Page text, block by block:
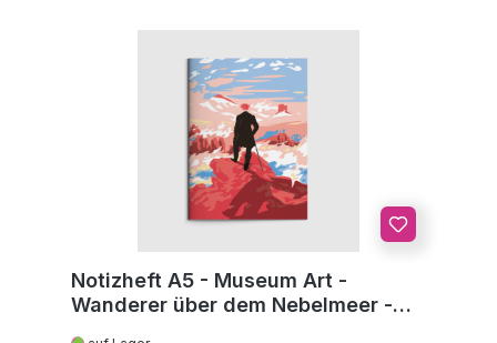
Notizheft A5 - Museum Art -
Wanderer über dem Nebelmeer -